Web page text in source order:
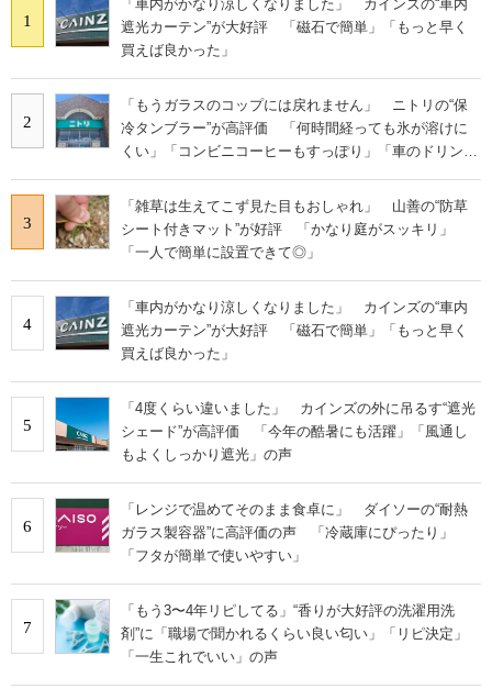
1
「車内がかなり涼しくなりました」 カインズの“車内
遮光カーテン”が大好評 「磁石で簡単」「もっと早く
買えば良かった」
2
「もうガラスのコップには戻れません」 ニトリの“保
冷タンブラー”が高評価 「何時間経っても氷が溶けに
くい」「コンビニコーヒーもすっぽり」「車のドリンク
3
「雑草は生えてこず見た目もおしゃれ」 山善の“防草
シート付きマット”が好評 「かなり庭がスッキリ」
「一人で簡単に設置できて◎」
4
「車内がかなり涼しくなりました」 カインズの“車内
遮光カーテン”が大好評 「磁石で簡単」「もっと早く
買えば良かった」
5
「4度くらい違いました」 カインズの外に吊るす“遮光
シェード”が高評価 「今年の酷暑にも活躍」「風通し
もよくしっかり遮光」の声
6
「レンジで温めてそのまま食卓に」 ダイソーの“耐熱
ガラス製容器”に高評価の声 「冷蔵庫にぴったり」
「フタが簡単で使いやすい」
7
「もう3〜4年リピしてる」“香りが大好評の洗濯用洗
剤”に「職場で聞かれるくらい良い匂い」「リピ決定」
「一生これでいい」の声